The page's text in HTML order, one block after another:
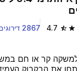
4.7 2867 דירוגים
למשקה קר או חם
את הבקבוק